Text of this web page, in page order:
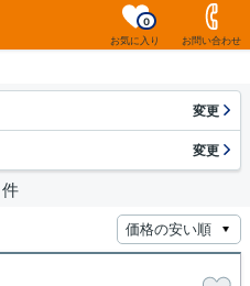
お気に入り
0
お問い合わせ
変更
変更
件